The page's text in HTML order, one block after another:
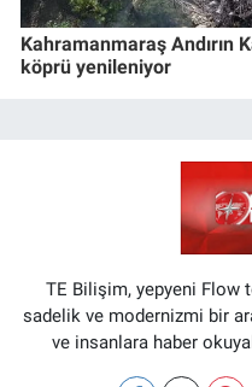
Kahramanmaraş Andırın
köprü yenileniyor
TE Bilişim, yepyeni Flow
sadelik ve modernizmi bir
ve insanlara haber